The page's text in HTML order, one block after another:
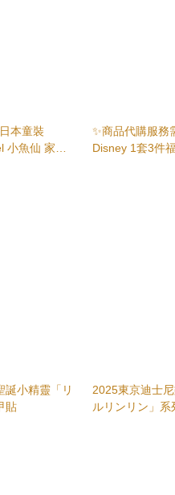
本童裝
魚仙 家居
✨商品代購服務
Disney 1套3件
誕小精靈「リ
列 指甲貼
2025東京迪士
ルリンリン」系列 聖誕樹掛飾吊